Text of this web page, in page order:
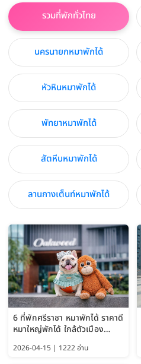
รวมที่พักทั่วไทย
นครนายกหมาพักได้
หัวหินหมาพักได้
พัทยาหมาพักได้
สัตหีบหมาพักได้
ลานกางเต็นท์หมาพักได้
6 ที่พักศรีราชา หมาพักได้ ราคาดี
หมาใหญ่พักได้ ใกล้ตัวเมือง
2026-04-15 | 1222 อ่าน